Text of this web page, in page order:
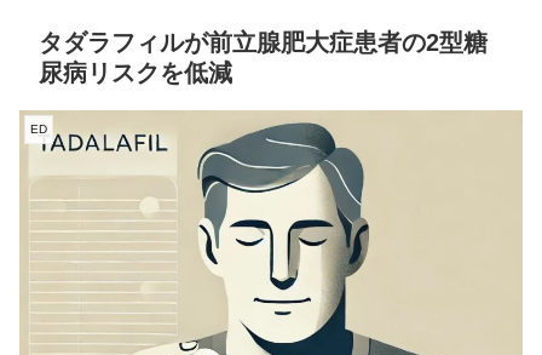
タダラフィルが前立腺肥大症患者の2型糖
尿病リスクを低減
ED